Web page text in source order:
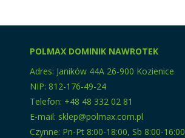
POLMAX DOMINIK NAWROTEK
Adres: Janików 44A 26-900 Kozienice
NIP: 812-176-49-24
Telefon: +48 48 332 02 81
E-mail: sklep@polmax.com.pl
Czynne: Pn-Pt 8:00-18:00, Sb 8:00-16:00